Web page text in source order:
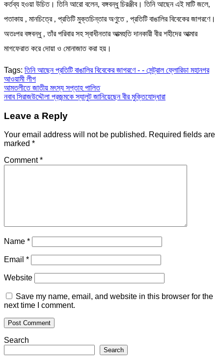
কর্তব্য হওয়া উচিত। তিনি আরো বলেন, বঙ্গবন্ধু চিরঞ্জীব। তিনি আছেন এই মাটি জলে,
পতাকায় , মানচিত্রে , প্রতিটি মুক্তচিন্তার অণুতে , প্রতিটি বাঙালির বিবেকের জাগরণে।
অতঃপর বঙ্গবন্ধু , তাঁর পরিবার সহ স্বাধীনতার আত্মহুতি দানকারী বীর শহীদের আত্মার
মাগফেরাত করে দোয়া ও মোনাজাত করা হয়।
Tags: তিনি আছেন প্রতিটি বাঙালির বিবেকের জাগরণে - - সেন্ট্রাল ফ্লোরিডা মহানগর
আওয়ামী লীগ
Post
navigation
আমতলীতে জাতীয় মৎস্য সপ্তাহ পালিত
নবাব সিরাজউদ্দৌলা প্রজন্মকে স্যালুট জানিয়েছেন বীর মুক্তিযোদ্ধারা
Leave a Reply
Your email address will not be published. Required fields are
marked *
Comment*
Name *
Email *
Website
Save my name, email, and website in this browser for the
next time I comment.
Search
Search